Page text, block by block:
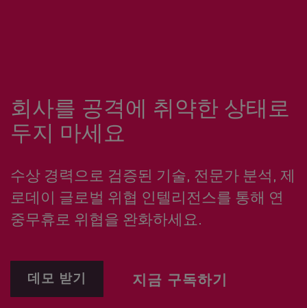
회사를 공격에 취약한 상태로
두지 마세요
수상 경력으로 검증된 기술, 전문가 분석, 제
로데이 글로벌 위협 인텔리전스를 통해 연
중무휴로 위협을 완화하세요.
데모 받기 지금 구독하기